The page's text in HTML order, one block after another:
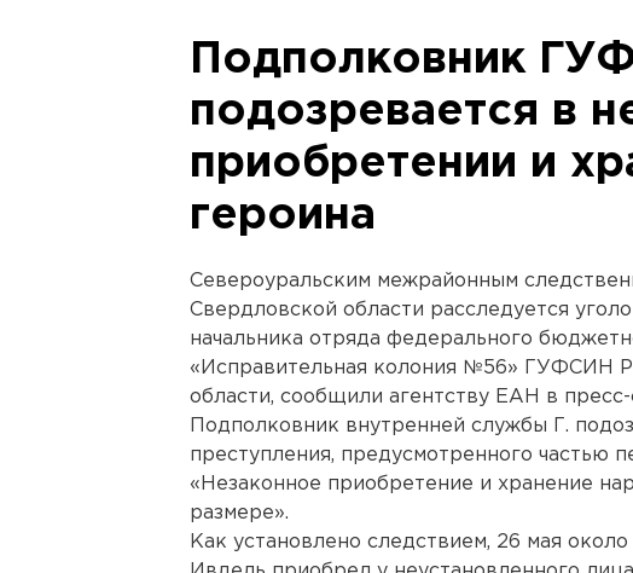
Подполковник
подозревается в
приобретении и
героина
Североуральским межрайонным
Свердловской области расследуется
начальника отряда федерального
«Исправительная колония №56» ГУФСИН
области, сообщили агентству ЕАН в
Подполковник внутренней службы Г.
преступления, предусмотренного частью
«Незаконное приобретение и хранение
размере».
Как установлено следствием, 26 мая